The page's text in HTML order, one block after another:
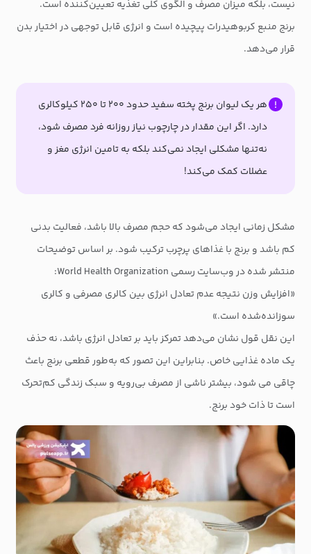
نیست، بلکه میزان مصرف و الگوی کلی تغذیه تعیین‌کننده است.
برنج منبع کربوهیدرات پیچیده است و انرژی قابل توجهی در اختیار بدن
قرار می‌دهد.
هر یک لیوان برنج پخته سفید حدود ۲۰۰ تا ۲۵۰ کیلوکالری
دارد. اگر این مقدار در چارچوب نیاز روزانه فرد مصرف شود،
نه‌تنها مشکلی ایجاد نمی‌کند بلکه به تامین انرژی مغز و
عضلات کمک می‌کند!
مشکل زمانی ایجاد می‌شود که حجم مصرف بالا باشد، فعالیت بدنی
کم باشد و برنج با غذاهای پرچرب ترکیب شود. بر اساس توضیحات
منتشر شده در وب‌سایت رسمی World Health Organization:
«افزایش وزن نتیجه عدم تعادل انرژی بین کالری مصرفی و کالری
سوزانده‌شده است.»
این نقل قول نشان می‌دهد تمرکز باید بر تعادل انرژی باشد، نه حذف
یک ماده غذایی خاص. بنابراین این تصور که به‌طور قطعی برنج باعث
چاقی می شود، بیشتر ناشی از مصرف بی‌رویه و سبک زندگی کم‌تحرک
است تا ذات خود برنج.